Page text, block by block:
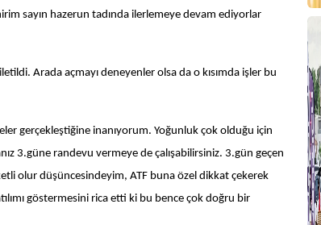
sayın hazerun tadında ilerlemeye devam ediyorlar
Arada açmayı deneyenler olsa da o kısımda işler bu
gerçekleştiğine inanıyorum. Yoğunluk çok olduğu için
3.güne randevu vermeye de çalışabilirsiniz. 3.gün geçen
olur düşüncesindeyim, ATF buna özel dikkat çekerek
göstermesini rica etti ki bu bence çok doğru bir